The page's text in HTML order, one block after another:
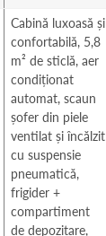
Cabină luxoasă și
confortabilă, 5,8
m² de sticlă, aer
condiționat
automat, scaun
șofer din piele
ventilat și încălzit
cu suspensie
pneumatică,
frigider +
compartiment
de depozitare,